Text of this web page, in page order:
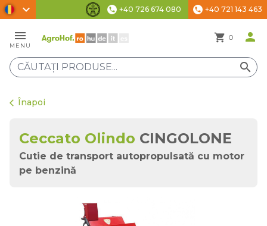
chevron_right
Setări de accesibilitate
phone +40 726 674 080 phone +40 721 143 463
menu
MENU
shopping_cart 0 person
search
arrow_back_ios Înapoi
Ceccato Olindo CINGOLONE
Cutie de transport autopropulsată cu motor
pe benzină